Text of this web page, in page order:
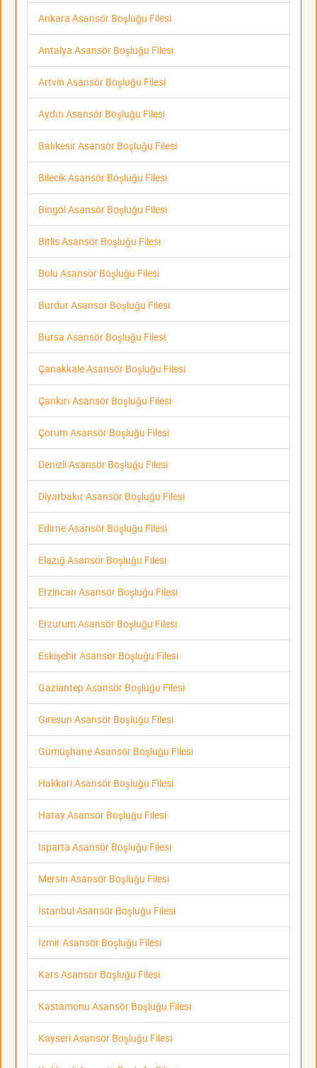
Ankara Asansör Boşluğu Filesi
Antalya Asansör Boşluğu Filesi
Artvin Asansör Boşluğu Filesi
Aydın Asansör Boşluğu Filesi
Balıkesir Asansör Boşluğu Filesi
Bilecik Asansör Boşluğu Filesi
Bingöl Asansör Boşluğu Filesi
Bitlis Asansör Boşluğu Filesi
Bolu Asansör Boşluğu Filesi
Burdur Asansör Boşluğu Filesi
Bursa Asansör Boşluğu Filesi
Çanakkale Asansör Boşluğu Filesi
Çankırı Asansör Boşluğu Filesi
Çorum Asansör Boşluğu Filesi
Denizli Asansör Boşluğu Filesi
Diyarbakır Asansör Boşluğu Filesi
Edirne Asansör Boşluğu Filesi
Elazığ Asansör Boşluğu Filesi
Erzincan Asansör Boşluğu Filesi
Erzurum Asansör Boşluğu Filesi
Eskişehir Asansör Boşluğu Filesi
Gaziantep Asansör Boşluğu Filesi
Giresun Asansör Boşluğu Filesi
Gümüşhane Asansör Boşluğu Filesi
Hakkari Asansör Boşluğu Filesi
Hatay Asansör Boşluğu Filesi
Isparta Asansör Boşluğu Filesi
Mersin Asansör Boşluğu Filesi
İstanbul Asansör Boşluğu Filesi
İzmir Asansör Boşluğu Filesi
Kars Asansör Boşluğu Filesi
Kastamonu Asansör Boşluğu Filesi
Kayseri Asansör Boşluğu Filesi